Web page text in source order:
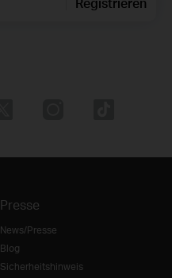
Presse
News/Presse
Blog
Sicherheitshinweis